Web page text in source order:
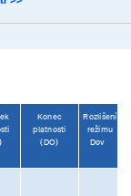
Konec
platnosti
(DO)
Rozlišení
režimu
Dov...